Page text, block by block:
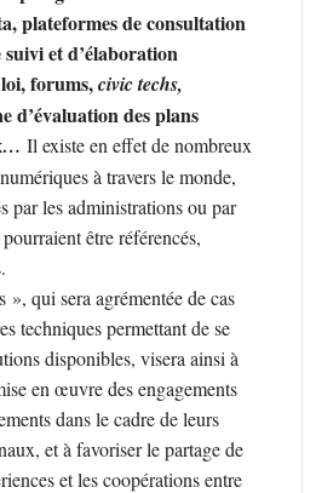
plateformes de consultation
et d’élaboration
forums,civic techs,
d’évaluation des plans
…Il existe en effet de nombreux
à travers le monde,
par les administrations ou par
être référencés,
qui sera agrémentée de cas
techniques permettant de se
disponibles, visera ainsi à
en œuvre des engagements
dans le cadre de leurs
et à favoriser le partage de
et les coopérations entre